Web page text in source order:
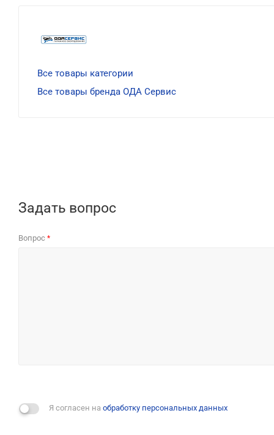
Все товары категории
Все товары бренда ОДА Сервис
Задать вопрос
Вопрос *
Я согласен на обработку персональных данных